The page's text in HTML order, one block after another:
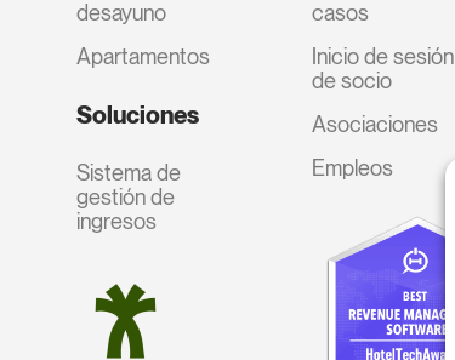
desayuno
Apartamentos
Soluciones
Sistema de
gestión de
ingresos
casos
Inicio de sesión
de socio
Asociaciones
Empleos